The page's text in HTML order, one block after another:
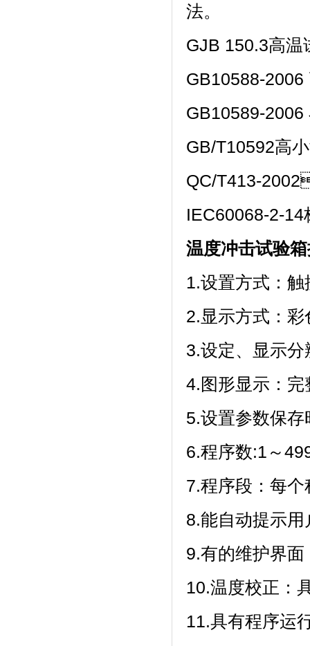
法。
GJB 150.3高温试
GB10588-2006
GB10589-2006
GB/T10592高小
QC/T413-
IEC60068-2-
温度冲击试验
1.设置方式：
2.显示方式
3.设定、显示
4.图形显示：
5.设置参数保存
6.程序数:1～
7.程序段：每个
8.能自动提示用户
9.有的维护界面
10.温度校正
11.具有程序运行